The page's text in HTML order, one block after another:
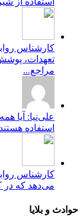
کارشناس
تعهدات،
مراجع...
علی‌نیا: آیا
استفاده
کارشناس
می‌دهد که در
حوادث و بلایا